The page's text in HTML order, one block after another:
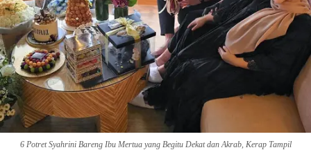
6 Potret Syahrini Bareng Ibu Mertua yang Begitu Dekat dan Akrab, Kerap Tampil